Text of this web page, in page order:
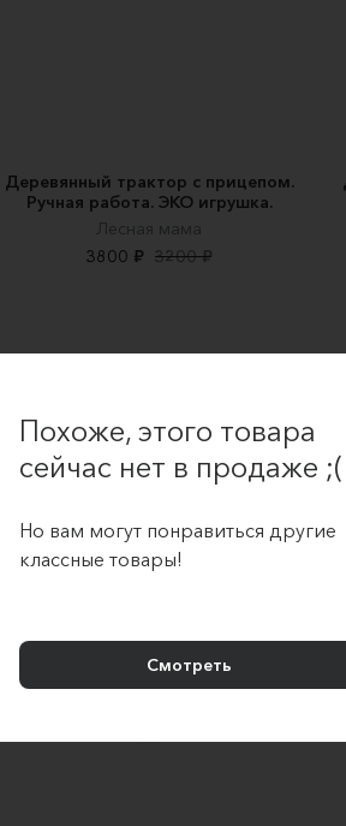
Деревянный трактор с прицепом.
Ручная работа. ЭКО игрушка.
Лесная мама
3800 ₽ 3200 ₽
Деревянная машина VOLCANO GT02
Похоже, этого товара
сейчас нет в продаже ;(
Но вам могут понравиться другие
классные товары!
Смотреть